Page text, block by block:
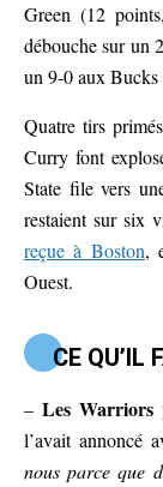
Green (12
débouche sur un
un 9-0 aux
Quatre tirs
Curry font
State file vers
restaient sur six
reçue à Boston,
Ouest.
CE QU’IL
– Les Warriors
l’avait annoncé
nous parce que